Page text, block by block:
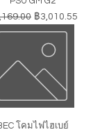
าปกติ
ราคาขายลด
฿3,010.55
โคมไฟไฮเบย์